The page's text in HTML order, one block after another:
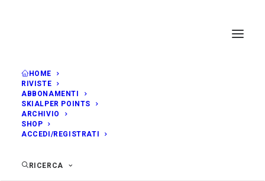
HOME
RIVISTE
ABBONAMENTI
SKIALPER POINTS
ARCHIVIO
SHOP
ACCEDI/REGISTRATI
RICERCA